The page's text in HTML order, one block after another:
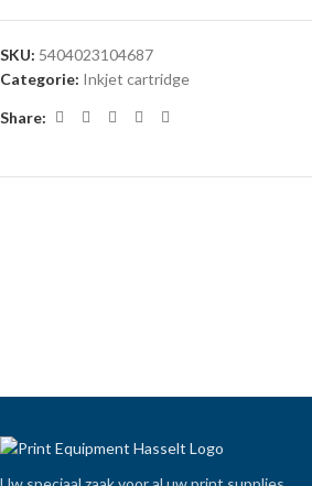
SKU: 5404023104687
Categorie: Inkjet cartridge
Share: